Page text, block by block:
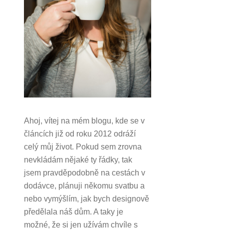
Ahoj, vítej na mém blogu, kde se v
článcích již od roku 2012 odráží
celý můj život. Pokud sem zrovna
nevkládám nějaké ty řádky, tak
jsem pravděpodobně na cestách v
dodávce, plánuji někomu svatbu a
nebo vymýšlím, jak bych designově
předělala náš dům.A taky je
možné, že si jen užívám chvíle s